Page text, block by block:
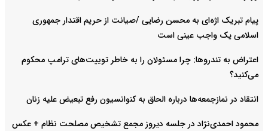
پیام تبریک اژه‌ای به محسن رضایی /صیانت از حریم اقتدار جمهوری
اسلامی یک واجب عینی است
اعتراض به تندروها: چرا مسئولان را به خاطر توییت‌های ترامپ محکوم
می‌کنید؟
انتقاد در نمازجمعه‌ها درباره الحاق به کنوانسیون رفع تبعیض علیه زنان
محمود احمدی‌نژاد در جلسه دیروز مجمع تشخیص مصلحت نظام + عکس